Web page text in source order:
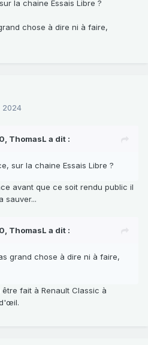
la chaine Essais Libre ?
chose à dire ni à faire,
2024
ThomasL a dit :
sur la chaine Essais Libre ?
avant que ce soit rendu public il
sauver...
ThomasL a dit :
grand chose à dire ni à faire,
fait à Renault Classic à